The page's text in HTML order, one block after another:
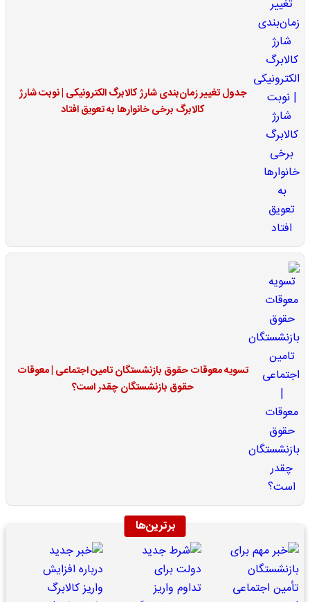
جدول تغییر زمان‌بندی شارژ کالابرگ الکترونیکی | نوبت شارژ
کالابرگ برخی خانوارها به تعویق افتاد
تسویه معوقات حقوق بازنشستگان تامین اجتماعی | معوقات
حقوق بازنشستگان چقدر است؟
برترین‌ها